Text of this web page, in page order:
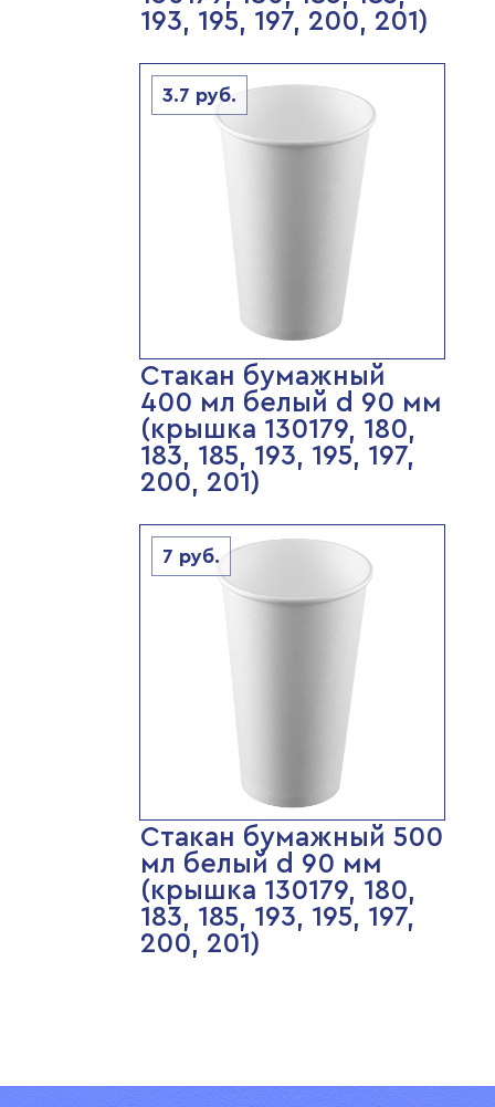
193, 195, 197, 200, 201)
3.7 руб.
Стакан бумажный
400 мл белый d 90 мм
(крышка 130179, 180,
183, 185, 193, 195, 197,
200, 201)
7 руб.
Стакан бумажный 500
мл белый d 90 мм
(крышка 130179, 180,
183, 185, 193, 195, 197,
200, 201)